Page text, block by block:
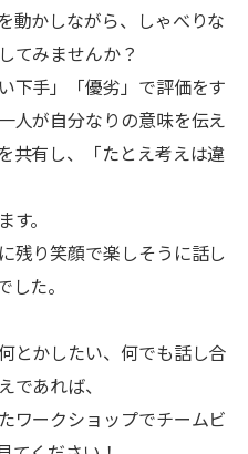
動かしながら、しゃべりな
てみませんか？
下手」「優劣」で評価をす
人が自分なりの意味を伝え
共有し、「たとえ考えは違
。
残り笑顔で楽しそうに話し
た。
とかしたい、何でも話し合
であれば、
ワークショップでチームビ